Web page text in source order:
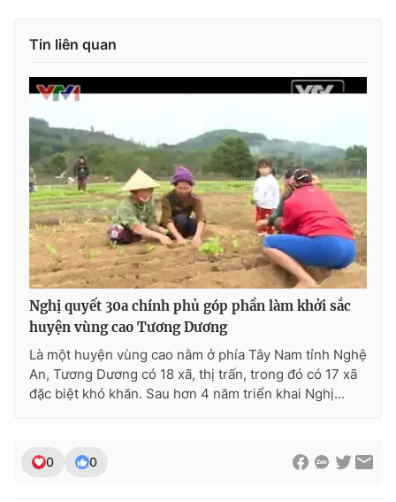
Chuyên mục khác
Emagazine Podcast
Photo Infographic
Video Shorts video
VTV Money VTV Thể thao
VTV Sức khoẻ Bất động sản
Thị trường 24h Tấm lòng Việt
VTV4 Vươn mình bằng AI
VTV9
Tin liên quan
Nghị quyết 30a chính phủ góp phần làm khởi sắc
huyện vùng cao Tương Dương
Là một huyện vùng cao nằm ở phía Tây Nam tỉnh Nghệ
An, Tương Dương có 18 xã, thị trấn, trong đó có 17 xã
đặc biệt khó khăn. Sau hơn 4 năm triển khai Nghị...
0 0